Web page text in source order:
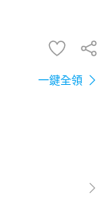
一鍵全領